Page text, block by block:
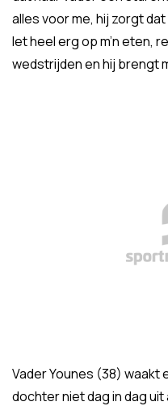
alles voor me, hij zorgt
let heel erg op m’n eten,
wedstrijden en hij brengt
Vader Younes (38) waakt
dochter niet dag in dag